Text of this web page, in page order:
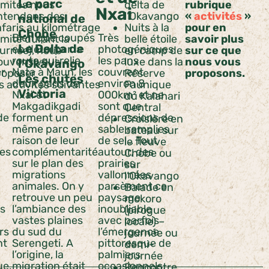
Le parc
national de
Chobe
Le Delta de
l’Okavango
Les chutes
Victoria
Nxai
Bien que coupés
en deux par la
route qui relie
Nata à Maun, les
deux pans de
Nxaï et
Makgadikgadi
forment un
même parc en
raison de leur
complémentarité
sur le plan des
migrations
animales. On y
retrouve un peu
l’ambiance des
vastes plaines
du sud du
Serengeti. A
l’origine, la
migration était
Très
photogéniques
les pans
couvrent
environ 8
000km² et ne
sont que
dépressions de
sable remplies
de sel… Tout
autour, des
prairies
vallonnées
parsèment ce
paysage
inoubliable
avec parfois
l’émergence
pittoresque de
palmiers
occasionnels,
nous
des
au kilométrage
durant la
nous
vous
activités suivantes
delta de
l’Okavango
Nuits à la
belle étoile
en camp de
luxe dans la
Réserve
Faunique
du Kalahari
Central
Croisière en
bateau sur
le fleuve
Chobe ou
sur
l’Okavango
Balade en
mokoro
(pirogue
locale) –
journée ou
demi-
journée
rubrique
«activités»
pour en
savoir plus
sur ce que
nous vous
proposons.